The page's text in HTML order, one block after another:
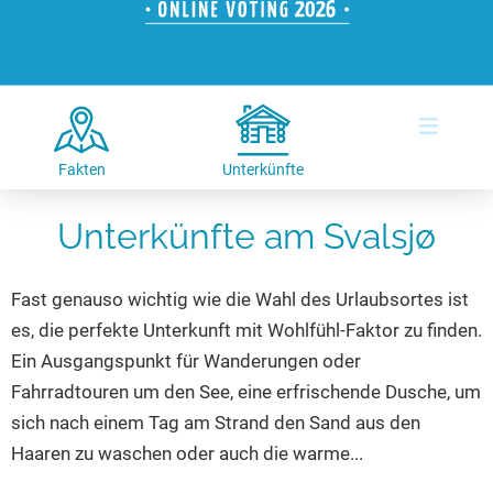
Radtouren am See
Kitesurfen
Kanu- & Kajaktouren
Badeseen in Deutschland
Wellness am See
Romantik Hotels
Urlaub an der Küste
Unterkünfte
Hotels am See
Ferienwohnungen
Camping
Kanu- & Kajak-Urlaub
Wanderurlaub
Bikeurlaub
Auszeit & Wellness
Camping am See
Top-Hotels
Top-Hotel Empfehlungen
Familienhotels
Wellness-Hotels
Biohotels
Ausgefallenes
Häuser auf dem Wasser
Hundefreundliche Unterkünfte
Seen in Deutschland
Seen in Europa
Strandbad-Verzeichnis
Überwachte Badestellen
Unsere See-Highlights
Deutschlands schönste Seen
Top Seen nach Bundesländern
Top Seen nach Regionen
Deutschlands Lieblingsseen
Fakten Unterkünfte
≡
Unterkünfte am Svalsjø
Fast genauso wichtig wie die Wahl des Urlaubsortes ist
es, die perfekte Unterkunft mit Wohlfühl-Faktor zu finden.
Ein Ausgangspunkt für Wanderungen oder
Fahrradtouren um den See, eine erfrischende Dusche, um
sich nach einem Tag am Strand den Sand aus den
Haaren zu waschen oder auch die warme...